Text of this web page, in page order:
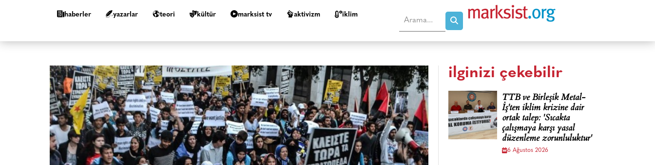
haberler yazarlar teori kültür marksist tv aktivizm i̇klim
ilginizi çekebilir
TTB ve Birleşik Metal-
İş'ten iklim krizine dair
ortak talep: 'Sıcakta
çalışmaya karşı yasal
düzenleme zorunluluktur'
6 Ağustos 2026